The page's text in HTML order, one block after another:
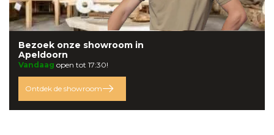
Bezoek onze showroom in
Apeldoorn
Vandaag open tot 17:30!
Ontdek de showroom